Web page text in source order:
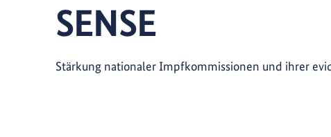
SENSE
Stärkung nationaler Impfkommissionen und ihrer